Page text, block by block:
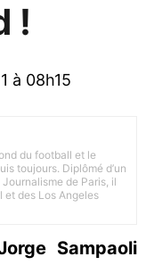
!
à 08h15
du football et le
toujours. Diplômé d’un
de Paris, il
et des Los Angeles
Sampaoli